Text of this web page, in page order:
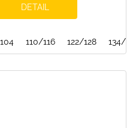
DETAIL
110/116 122/128 134/140